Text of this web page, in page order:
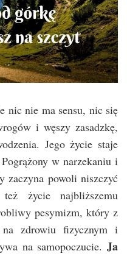
nic nie ma sensu, nic się
i węszy zasadzkę,
Jego życie staje
w narzekaniu i
zaczyna powoli niszczyć
życie najbliższemu
pesymizm, który z
zdrowiu fizycznym i
na samopoczucie. Ja